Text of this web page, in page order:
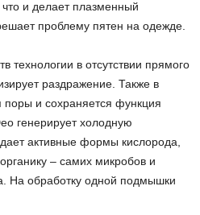
что и делает плазменный
проблему пятен на одежде.
технологии в отсутствии прямого
раздражение. Также в
поры и сохраняется функция
генерирует холодную
активные формы кислорода,
– самих микробов и
На обработку одной подмышки